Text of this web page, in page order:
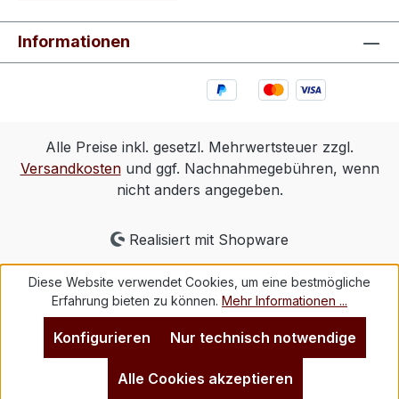
Informationen
Alle Preise inkl. gesetzl. Mehrwertsteuer zzgl.
Versandkostenund ggf. Nachnahmegebühren, wenn
nicht anders angegeben.
Realisiert mit Shopware
Diese Website verwendet Cookies, um eine bestmögliche
Erfahrung bieten zu können. Mehr Informationen ...
Nur technisch notwendige
Konfigurieren
Alle Cookies akzeptieren